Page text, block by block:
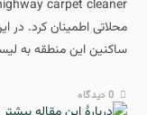
محلاتی اطمینان کرد. در
ساکنین این منطقه به
0 دیدگاه